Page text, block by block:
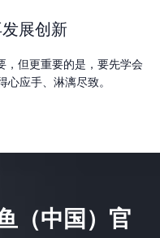
展创新
，但更重要的是，要先学会
应手、淋漓尽致。
（中国）官